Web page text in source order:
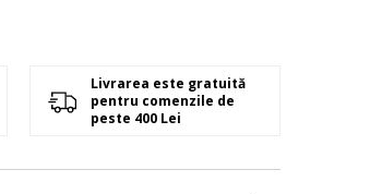
Livrarea este gratuită
pentru comenzile de
peste 400 Lei